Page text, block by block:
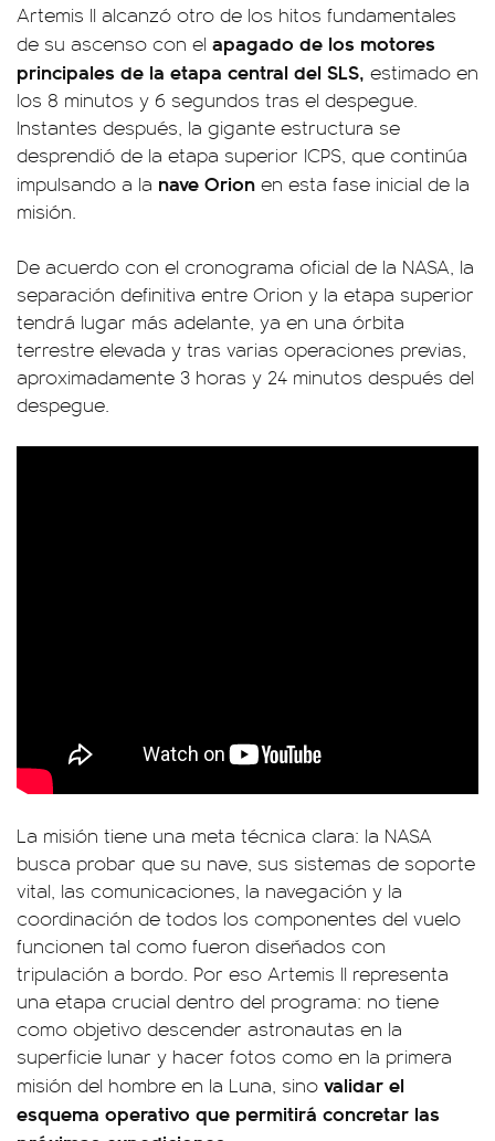
Artemis II alcanzó otro de los hitos fundamentales
de su ascenso con el apagado de los motores
principales de la etapa central del SLS, estimado en
los 8 minutos y 6 segundos tras el despegue.
Instantes después, la gigante estructura se
desprendió de la etapa superior ICPS, que continúa
impulsando a la nave Orion en esta fase inicial de la
misión.
De acuerdo con el cronograma oficial de la NASA, la
separación definitiva entre Orion y la etapa superior
tendrá lugar más adelante, ya en una órbita
terrestre elevada y tras varias operaciones previas,
aproximadamente 3 horas y 24 minutos después del
despegue.
La misión tiene una meta técnica clara: la NASA
busca probar que su nave, sus sistemas de soporte
vital, las comunicaciones, la navegación y la
coordinación de todos los componentes del vuelo
funcionen tal como fueron diseñados con
tripulación a bordo. Por eso Artemis II representa
una etapa crucial dentro del programa: no tiene
como objetivo descender astronautas en la
superficie lunar y hacer fotos como en la primera
misión del hombre en la Luna, sino validar el
esquema operativo que permitirá concretar las